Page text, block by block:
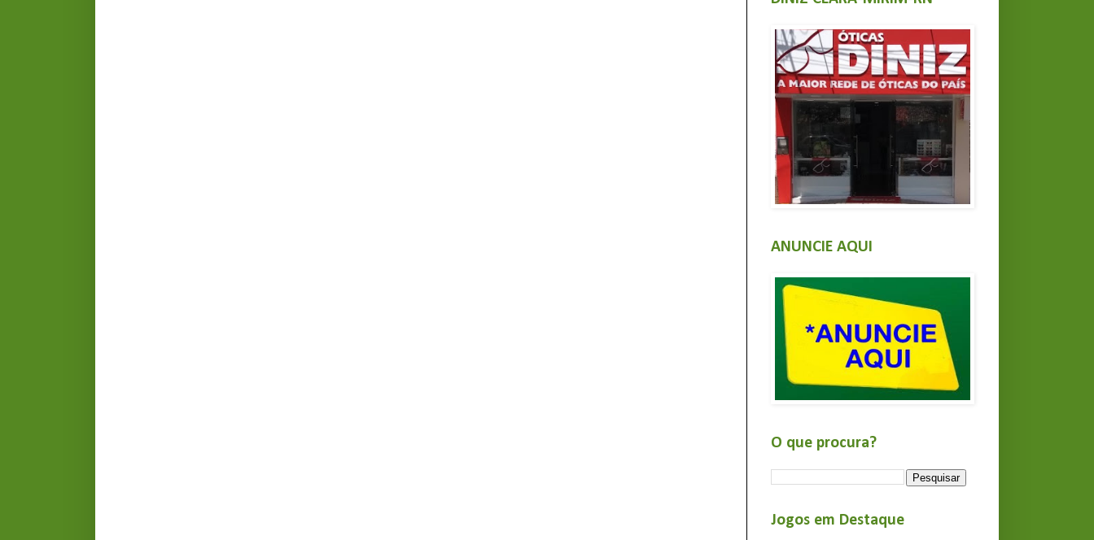
ANUNCIE AQUI
O que procura?
Jogos em Destaque